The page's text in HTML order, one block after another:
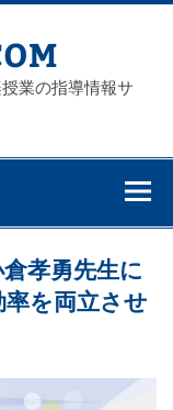
業の指導情報サ
孝勇先生に
を両立させ